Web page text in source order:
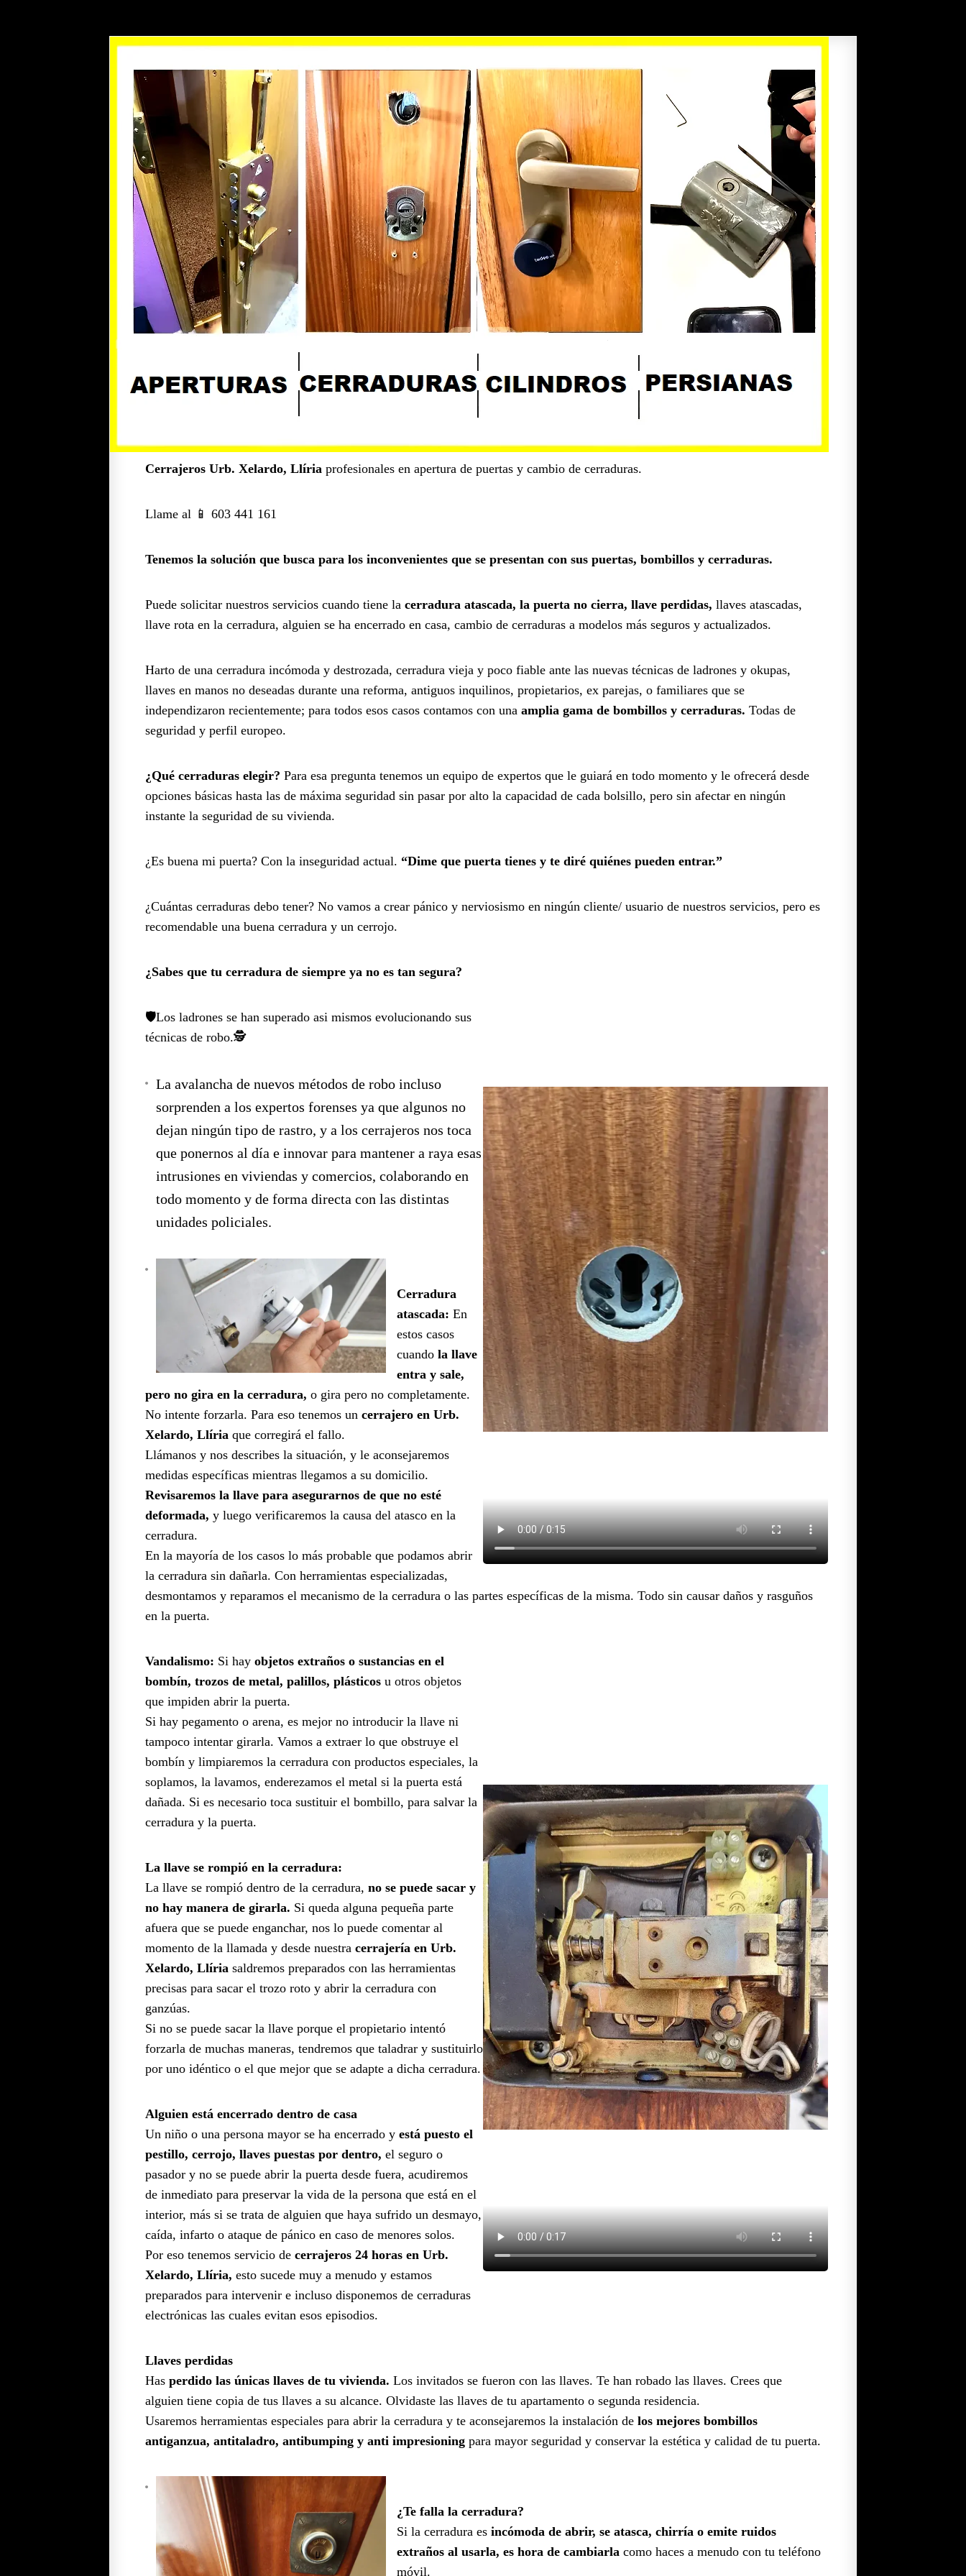
Cerrajeros Urb. Xelardo, Llíria profesionales en apertura de puertas y cambio de cerraduras.
Llame al 📱 603 441 161
Tenemos la solución que busca para los inconvenientes que se presentan con sus puertas, bombillos y cerraduras.
Puede solicitar nuestros servicios cuando tiene la cerradura atascada, la puerta no cierra, llave perdidas, llaves atascadas,
llave rota en la cerradura, alguien se ha encerrado en casa, cambio de cerraduras a modelos más seguros y actualizados.
Harto de una cerradura incómoda y destrozada, cerradura vieja y poco fiable ante las nuevas técnicas de ladrones y okupas,
llaves en manos no deseadas durante una reforma, antiguos inquilinos, propietarios, ex parejas, o familiares que se
independizaron recientemente; para todos esos casos contamos con una amplia gama de bombillos y cerraduras. Todas de
seguridad y perfil europeo.
¿Qué cerraduras elegir? Para esa pregunta tenemos un equipo de expertos que le guiará en todo momento y le ofrecerá desde
opciones básicas hasta las de máxima seguridad sin pasar por alto la capacidad de cada bolsillo, pero sin afectar en ningún
instante la seguridad de su vivienda.
¿Es buena mi puerta? Con la inseguridad actual. “Dime que puerta tienes y te diré quiénes pueden entrar.”
¿Cuántas cerraduras debo tener? No vamos a crear pánico y nerviosismo en ningún cliente/ usuario de nuestros servicios, pero es
recomendable una buena cerradura y un cerrojo.
¿Sabes que tu cerradura de siempre ya no es tan segura?
🛡️Los ladrones se han superado asi mismos evolucionando sus
técnicas de robo.🕵️
La avalancha de nuevos métodos de robo incluso
sorprenden a los expertos forenses ya que algunos no
dejan ningún tipo de rastro, y a los cerrajeros nos toca
que ponernos al día e innovar para mantener a raya esas
intrusiones en viviendas y comercios, colaborando en
todo momento y de forma directa con las distintas
unidades policiales.
Cerradura
atascada: En
estos casos
cuando la llave
entra y sale,
pero no gira en la cerradura, o gira pero no completamente.
No intente forzarla. Para eso tenemos un cerrajero en Urb.
Xelardo, Llíria que corregirá el fallo.
Llámanos y nos describes la situación, y le aconsejaremos
medidas específicas mientras llegamos a su domicilio.
Revisaremos la llave para asegurarnos de que no esté
deformada, y luego verificaremos la causa del atasco en la
cerradura.
En la mayoría de los casos lo más probable que podamos abrir
la cerradura sin dañarla. Con herramientas especializadas,
desmontamos y reparamos el mecanismo de la cerradura o las partes específicas de la misma. Todo sin causar daños y rasguños
en la puerta.
Vandalismo: Si hay objetos extraños o sustancias en el
bombín, trozos de metal, palillos, plásticos u otros objetos
que impiden abrir la puerta.
Si hay pegamento o arena, es mejor no introducir la llave ni
tampoco intentar girarla. Vamos a extraer lo que obstruye el
bombín y limpiaremos la cerradura con productos especiales, la
soplamos, la lavamos, enderezamos el metal si la puerta está
dañada. Si es necesario toca sustituir el bombillo, para salvar la
cerradura y la puerta.
La llave se rompió en la cerradura:
La llave se rompió dentro de la cerradura, no se puede sacar y
no hay manera de girarla. Si queda alguna pequeña parte
afuera que se puede enganchar, nos lo puede comentar al
momento de la llamada y desde nuestra cerrajería en Urb.
Xelardo, Llíria saldremos preparados con las herramientas
precisas para sacar el trozo roto y abrir la cerradura con
ganzúas.
Si no se puede sacar la llave porque el propietario intentó
forzarla de muchas maneras, tendremos que taladrar y sustituirlo
por uno idéntico o el que mejor que se adapte a dicha cerradura.
Alguien está encerrado dentro de casa
Un niño o una persona mayor se ha encerrado y está puesto el
pestillo, cerrojo, llaves puestas por dentro, el seguro o
pasador y no se puede abrir la puerta desde fuera, acudiremos
de inmediato para preservar la vida de la persona que está en el
interior, más si se trata de alguien que haya sufrido un desmayo,
caída, infarto o ataque de pánico en caso de menores solos.
Por eso tenemos servicio de cerrajeros 24 horas en Urb.
Xelardo, Llíria, esto sucede muy a menudo y estamos
preparados para intervenir e incluso disponemos de cerraduras
electrónicas las cuales evitan esos episodios.
Llaves perdidas
Has perdido las únicas llaves de tu vivienda. Los invitados se fueron con las llaves. Te han robado las llaves. Crees que
alguien tiene copia de tus llaves a su alcance. Olvidaste las llaves de tu apartamento o segunda residencia.
Usaremos herramientas especiales para abrir la cerradura y te aconsejaremos la instalación de los mejores bombillos
antiganzua, antitaladro, antibumping y anti impresioning para mayor seguridad y conservar la estética y calidad de tu puerta.
¿Te falla la cerradura?
Si la cerradura es incómoda de abrir, se atasca, chirría o emite ruidos
extraños al usarla, es hora de cambiarla como haces a menudo con tu teléfono
móvil.